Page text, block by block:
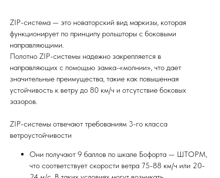
ZIP-система — это новаторский вид маркизы, которая
функционирует по принципу рольшторы с боковыми
направляющими.
Полотно ZIP-системы надежно закрепляется в
направляющих с помощью замка-«молнии», что дает
значительные преимущества, такие как повышенная
устойчивость к ветру до 80 км/ч и отсутствие боковых
зазоров.
ZIP-системы отвечают требованиям 3-го класса
ветроустойчивости
Они получают 9 баллов по шкале Бофорта — ШТОРМ,
что соответствует скорости ветра 75-88 км/ч или 20-